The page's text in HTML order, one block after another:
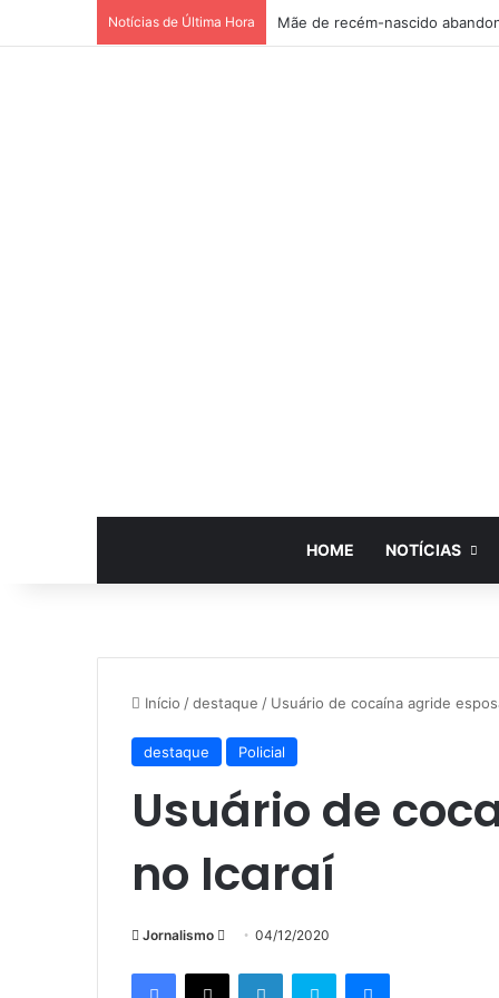
Notícias de Última Hora Mãe de recém-nascido
HOME NOTÍCIAS
Início /destaque / Usuário de cocaína agride
destaque Policial
Usuário de
no Icaraí
Jornalismo
Mande04/12/2020
Facebook
X LinkedinSkype Messenger